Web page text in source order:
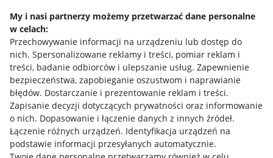
My i nasi partnerzy możemy przetwarzać dane personalne
w celach:
Przechowywanie informacji na urządzeniu lub dostęp do
nich. Spersonalizowane reklamy i treści, pomiar reklam i
treści, badanie odbiorców i ulepszanie usług. Zapewnienie
bezpieczeństwa, zapobieganie oszustwom i naprawianie
błędów. Dostarczanie i prezentowanie reklam i treści.
Zapisanie decyzji dotyczących prywatności oraz informowanie
o nich. Dopasowanie i łączenie danych z innych źródeł.
Łączenie różnych urządzeń. Identyfikacja urządzeń na
podstawie informacji przesyłanych automatycznie.
Allegro Gadane dla sprzedających
Allegro Gadane dla kupujących
Mapa miejscowości
Informacje prawne
Regulamin
Polityka plików "cookies"